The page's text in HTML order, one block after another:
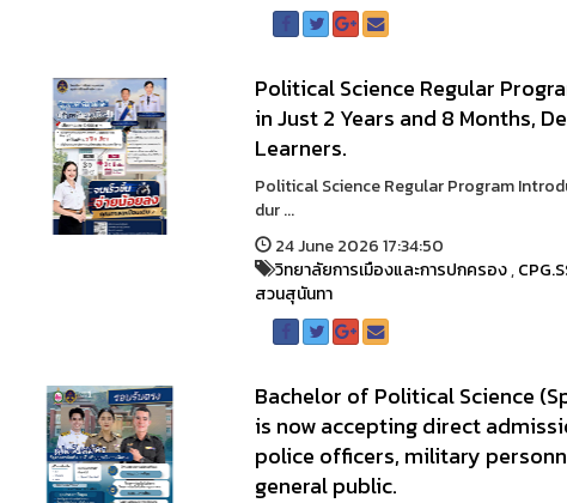
Political Science Regular
in Just 2 Years and 8 Months,
Learners.
Political Science Regular Program
dur ...
24 June 2026 17:34:50
วิทยาลัยการเมืองและการปกครอง,
สวนสุนันทา
Bachelor of Political Science
is now accepting direct
police officers, military
general public.